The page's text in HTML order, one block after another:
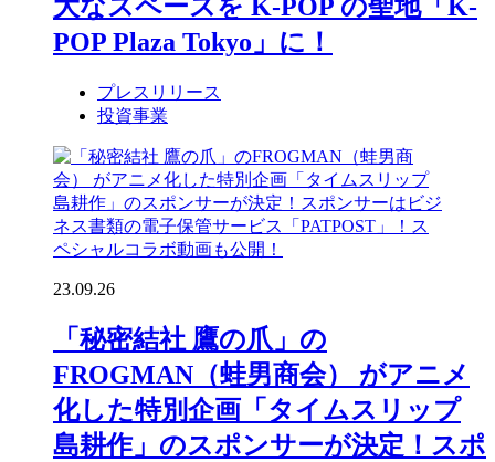
大なスペースを K-POP の聖地「K-
POP Plaza Tokyo」に！
プレスリリース
投資事業
23.09.26
「秘密結社 鷹の爪」の
FROGMAN（蛙男商会） がアニメ
化した特別企画「タイムスリップ
島耕作」のスポンサーが決定！スポ